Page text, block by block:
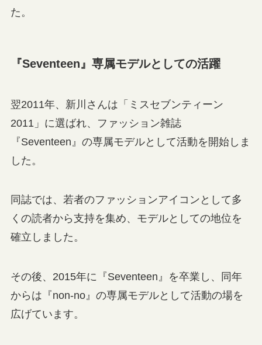
た。
『Seventeen』専属モデルとしての活躍
翌2011年、新川さんは「ミスセブンティーン
2011」に選ばれ、ファッション雑誌
『Seventeen』の専属モデルとして活動を開始しま
した。
同誌では、若者のファッションアイコンとして多
くの読者から支持を集め、モデルとしての地位を
確立しました。
その後、2015年に『Seventeen』を卒業し、同年
からは『non-no』の専属モデルとして活動の場を
広げています。